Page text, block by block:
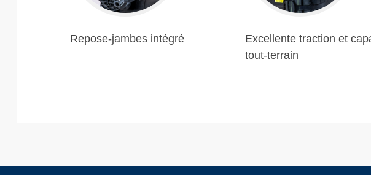
Repose-jambes intégré
Excellente traction et
tout-terrain